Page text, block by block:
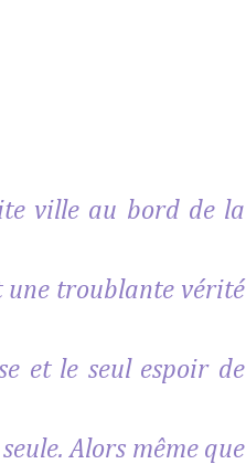
ville au bord de la
une troublante vérité
et le seul espoir de
Alors même que